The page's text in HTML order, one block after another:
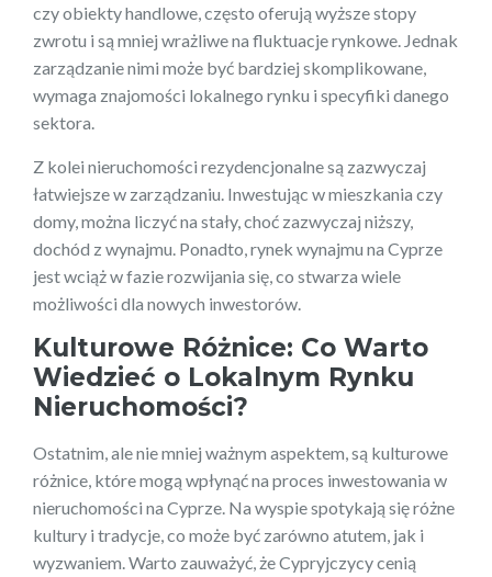
czy obiekty handlowe, często oferują wyższe stopy
zwrotu i są mniej wrażliwe na fluktuacje rynkowe. Jednak
zarządzanie nimi może być bardziej skomplikowane,
wymaga znajomości lokalnego rynku i specyfiki danego
sektora.
Z kolei nieruchomości rezydencjonalne są zazwyczaj
łatwiejsze w zarządzaniu. Inwestując w mieszkania czy
domy, można liczyć na stały, choć zazwyczaj niższy,
dochód z wynajmu. Ponadto, rynek wynajmu na Cyprze
jest wciąż w fazie rozwijania się, co stwarza wiele
możliwości dla nowych inwestorów.
Kulturowe Różnice: Co Warto
Wiedzieć o Lokalnym Rynku
Nieruchomości?
Ostatnim, ale nie mniej ważnym aspektem, są kulturowe
różnice, które mogą wpłynąć na proces inwestowania w
nieruchomości na Cyprze. Na wyspie spotykają się różne
kultury i tradycje, co może być zarówno atutem, jak i
wyzwaniem. Warto zauważyć, że Cypryjczycy cenią